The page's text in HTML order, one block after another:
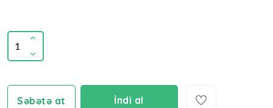
Səbətə at İndi al